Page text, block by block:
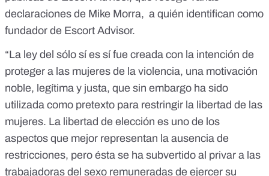
declaraciones de Mike Morra, a quién identifican como
fundador de Escort Advisor.
“La ley del sólo sí es sífue creada con la intención de
proteger a las mujeres de la violencia, una motivación
noble, legítima y justa, que sin embargo ha sido
utilizada como pretexto para restringir la libertad de las
mujeres. La libertad de elección es uno de los
aspectos que mejor representan la ausencia de
restricciones, pero ésta se ha subvertido al privar a las
trabajadoras del sexo remuneradas de ejercer su